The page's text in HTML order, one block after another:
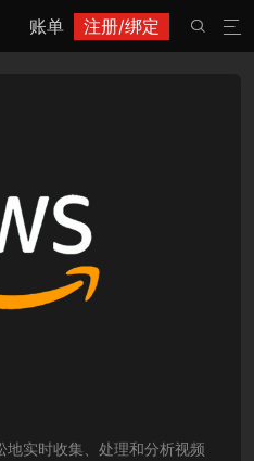
账单 注册/绑定 

地实时收集、处理和分析视频